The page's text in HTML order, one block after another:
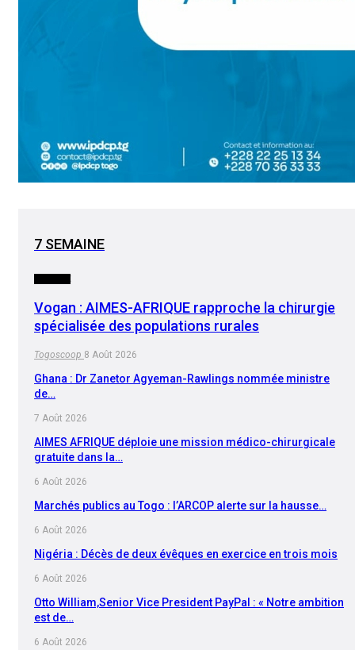
7 SEMAINE
Vogan : AIMES-AFRIQUE rapproche la chirurgie
spécialisée des populations rurales
Togoscoop 8 Août 2026
Ghana : Dr Zanetor Agyeman-Rawlings nommée ministre
de…
7 Août 2026
AIMES AFRIQUE déploie une mission médico-chirurgicale
gratuite dans la…
6 Août 2026
Marchés publics au Togo : l’ARCOP alerte sur la hausse…
6 Août 2026
Nigéria : Décès de deux évêques en exercice en trois mois
6 Août 2026
Otto William,Senior Vice President PayPal : « Notre ambition
est de…
6 Août 2026